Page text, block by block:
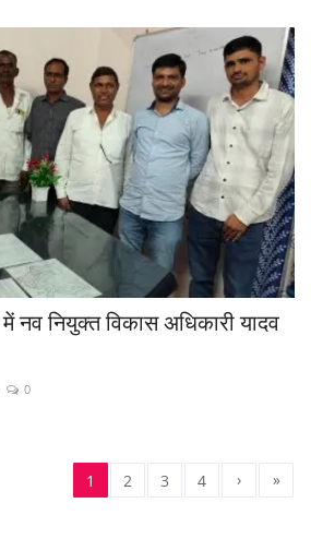
नव नियुक्त विकास अधिकारी यादव
0
1 2 3 4 › »